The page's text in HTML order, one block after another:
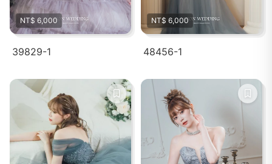
NT$ 6,000
39829-1
NT$ 6,000
48456-1